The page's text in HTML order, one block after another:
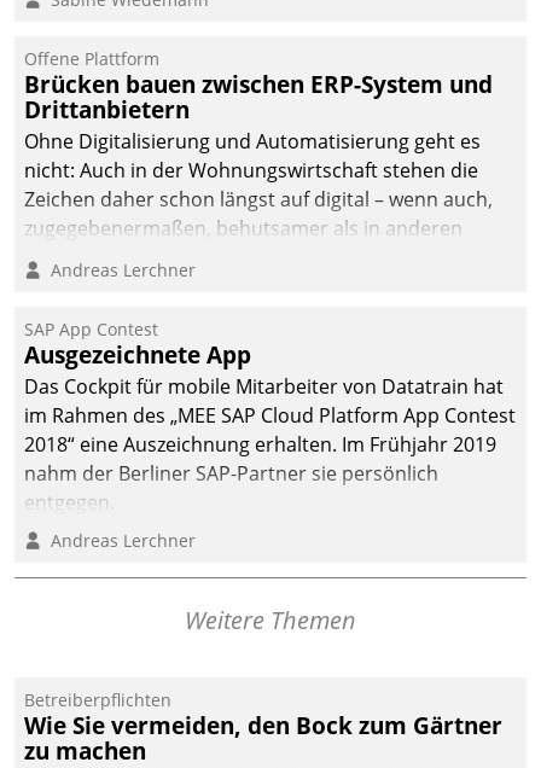
Offene Plattform
Brücken bauen zwischen ERP-System und
Drittanbietern
Ohne Digitalisierung und Automatisierung geht es
nicht: Auch in der Wohnungswirtschaft stehen die
Zeichen daher schon längst auf digital – wenn auch,
zugegebenermaßen, behutsamer als in anderen
Branchen.
Andreas Lerchner
SAP App Contest
Ausgezeichnete App
Das Cockpit für mobile Mitarbeiter von Datatrain hat
im Rahmen des „MEE SAP Cloud Platform App Contest
2018“ eine Auszeichnung erhalten. Im Frühjahr 2019
nahm der Berliner SAP-Partner sie persönlich
entgegen.
Andreas Lerchner
Weitere Themen
Betreiberpflichten
Wie Sie vermeiden, den Bock zum Gärtner
zu machen